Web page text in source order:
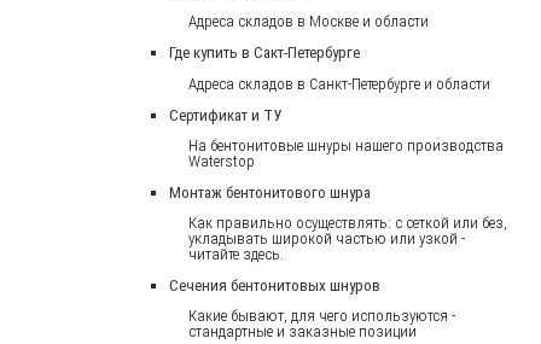
Адреса складов в Москве и области
Где купить в Сакт-Петербурге
Адреса складов в Санкт-Петербурге и области
Сертификат и ТУ
На бентонитовые шнуры нашего производства
Waterstop
Монтаж бентонитового шнура
Как правильно осуществлять: с сеткой или без,
укладывать широкой частью или узкой -
читайте здесь.
Сечения бентонитовых шнуров
Какие бывают, для чего используются -
стандартные и заказные позиции